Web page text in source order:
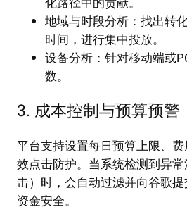
地域与时段分析：找出转
时间，进行集中投放。
设备分析：针对移动端或
数。
3. 成本控制与预算预警
平台支持设置每日预算上限、
效点击防护。当系统检测到异
击）时，会自动过滤并向谷歌
资金安全。